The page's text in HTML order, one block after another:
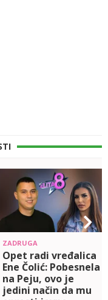
ZADRUGA
Opet radi vređalica
Ene Čolić: Pobesnela
na Peju, ovo je
jedini način da mu